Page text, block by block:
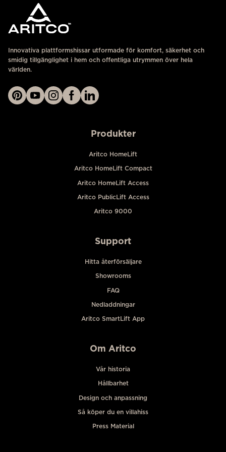
Innovativa plattformshissar utformade för komfort, säkerhet och
smidig tillgänglighet i hem och offentliga utrymmen över hela
världen.
Produkter
Aritco HomeLift
Aritco HomeLift Compact
Aritco HomeLift Access
Aritco PublicLift Access
Aritco 9000
Support
Hitta återförsäljare
Showrooms
FAQ
Nedladdningar
Aritco SmartLift App
Om Aritco
Vår historia
Hållbarhet
Design och anpassning
Så köper du en villahiss
Press Material